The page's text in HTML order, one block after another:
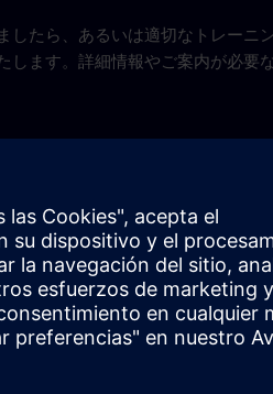
たら、あるいは適切なトレー
ます。詳細情報やご案内が必要